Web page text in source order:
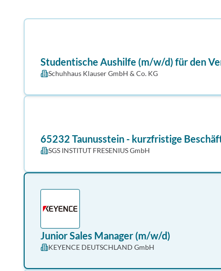
Studentische Aushilfe (m/w/d) für den
Schuhhaus Klauser GmbH & Co. KG
65232 Taunusstein - kurzfristige
SGS INSTITUT FRESENIUS GmbH
Junior Sales Manager (m/w/d)
KEYENCE DEUTSCHLAND GmbH